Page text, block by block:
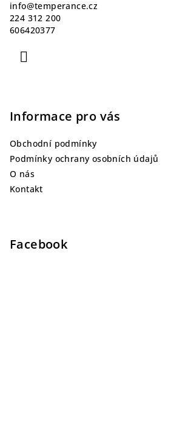
info@temperance.cz
224 312 200
606420377
Informace pro vás
Obchodní podmínky
Podmínky ochrany osobních údajů
O nás
Kontakt
Facebook